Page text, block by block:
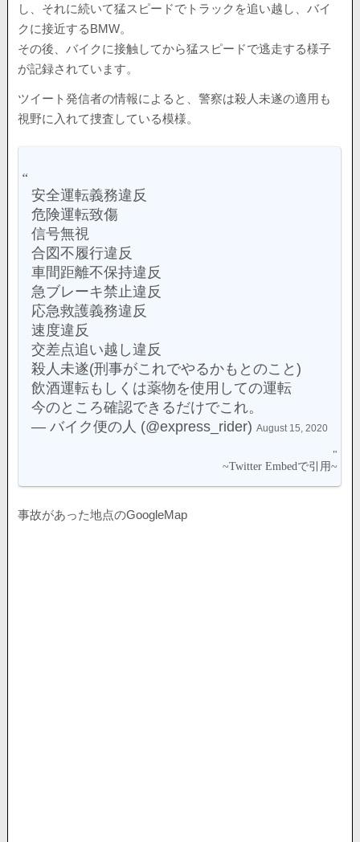
し、それに続いて猛スピードでトラックを追い越し、バイ
クに接近するBMW。
その後、バイクに接触してから猛スピードで逃走する様子
が記録されています。
ツイート発信者の情報によると、警察は殺人未遂の適用も
視野に入れて捜査している模様。
安全運転義務違反
危険運転致傷
信号無視
合図不履行違反
車間距離不保持違反
急ブレーキ禁止違反
応急救護義務違反
速度違反
交差点追い越し違反
殺人未遂(刑事がこれでやるかもとのこと)
飲酒運転もしくは薬物を使用しての運転
今のところ確認できるだけでこれ。
— バイク便の人 (@express_rider)August 15, 2020
事故があった地点のGoogleMap